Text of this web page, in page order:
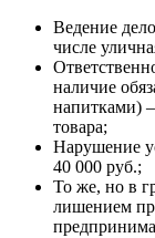
Ведение
числе
наличие
напитками)
товара;
Нарушение
40 000 руб.;
То же, но в
лишением